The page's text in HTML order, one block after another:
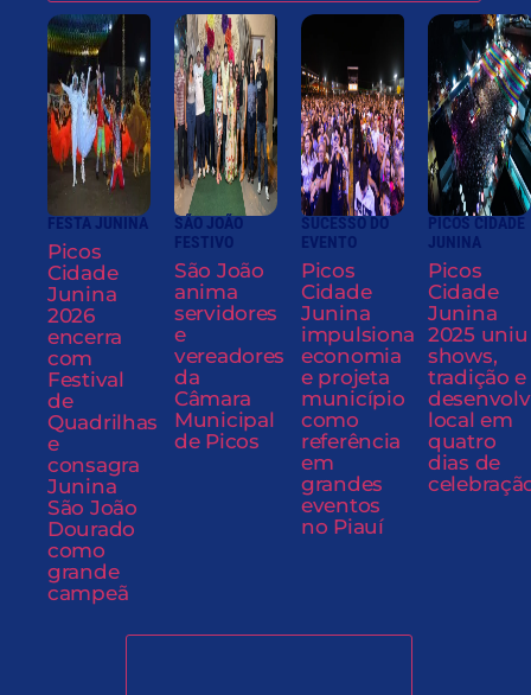
FESTA JUNINA
Picos
Cidade
Junina
2026
encerra
com
Festival
de
Quadrilhas
e
consagra
Junina
São João
Dourado
como
grande
campeã
SÃO JOÃO
FESTIVO
São João
anima
servidores
e
vereadores
da
Câmara
Municipal
de Picos
SUCESSO DO
EVENTO
Picos
Cidade
Junina
impulsiona
economia
e projeta
município
como
referência
em
grandes
eventos
no Piauí
PICOS CIDADE
JUNINA
Picos
Cidade
Junina
2025 uniu
shows,
tradição e
local em
quatro
dias de